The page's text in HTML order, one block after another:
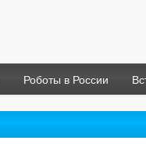
Роботы в России